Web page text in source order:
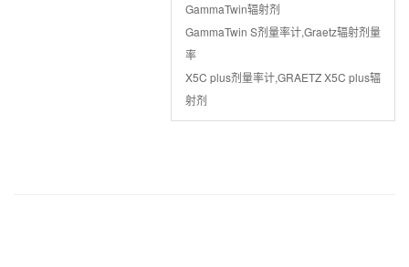
GammaTwin辐射剂
GammaTwin S剂量率计,Graetz辐射剂量
率
X5C plus剂量率计,GRAETZ X5C plus辐
射剂